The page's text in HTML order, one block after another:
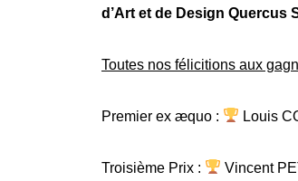
d’Art et de Design Quercus
Toutes nos félicitions aux
Premier ex æquo : Louis
Troisième Prix : Vincent